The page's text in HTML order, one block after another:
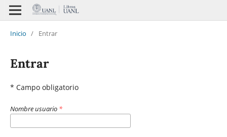
Inicio / Entrar
Entrar
* Campo obligatorio
Nombre usuario *